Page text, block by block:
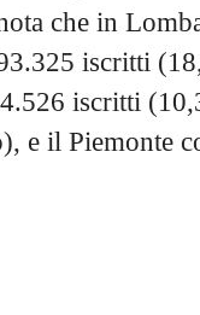
che in
iscritti
iscritti
e il Piemonte